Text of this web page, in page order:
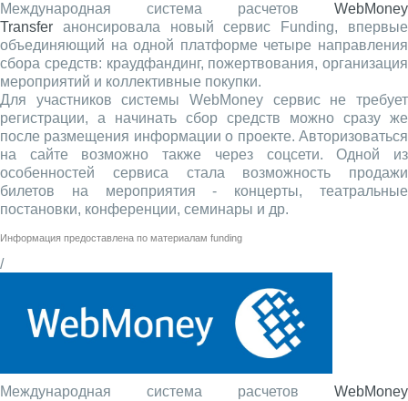
Международная система расчетов WebMoney
Transfer анонсировала новый сервис Funding, впервые
объединяющий на одной платформе четыре направления
сбора средств: краудфандинг, пожертвования, организация
мероприятий и коллективные покупки.
Для участников системы WebMoney сервис не требует
регистрации, а начинать сбор средств можно сразу же
после размещения информации о проекте. Авторизоваться
на сайте возможно также через соцсети. Одной из
особенностей сервиса стала возможность продажи
билетов на мероприятия - концерты, театральные
постановки, конференции, семинары и др.
Информация предоставлена по материалам funding
/
Международная система расчетов WebMoney